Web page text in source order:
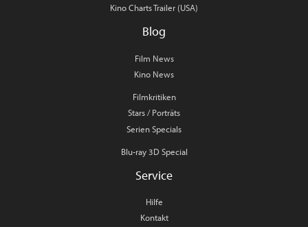
Kino Charts Trailer (USA)
Blog
Film News
Kino News
Filmkritiken
Stars / Porträts
Serien Specials
Blu-ray 3D Special
Service
Hilfe
Kontakt